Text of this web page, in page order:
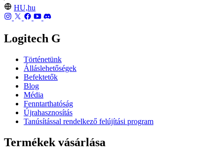
HU,hu
Logitech G
Történetünk
Álláslehetőségek
Befektetők
Blog
Média
Fenntarthatóság
Újrahasznosítás
Tanúsítással rendelkező felújítási program
Termékek vásárlása